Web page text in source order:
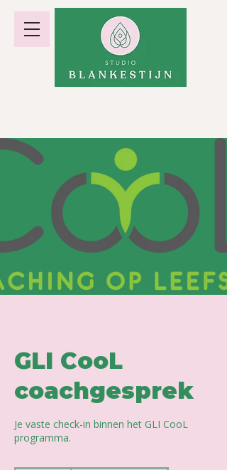
GLI CooL
coachgesprek
Je vaste check-in binnen het GLI CooL
programma.